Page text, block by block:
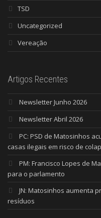
TSD
Uncategorized
Vereação
Artigos Recentes
Newsletter Junho 2026
Newsletter Abril 2026
PC: PSD de Matosinhos
casas ilegais em risco de
PM: Francisco Lopes de
para o parlamento
JN: Matosinhos aumenta
resíduos